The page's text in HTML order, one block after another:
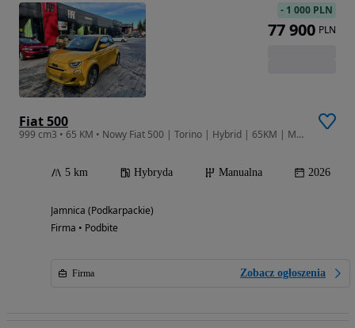
Fiat 500
999 cm3 • 65 KM • Nowy Fiat 500 | Torino | Hybrid | 65KM | Metalik
5 km Hybryda Manualna 2026
Jamnica (Podkarpackie)
Firma • Podbite
Firma Zobacz ogłoszenia
- 1 000 PLN
77 900 PLN